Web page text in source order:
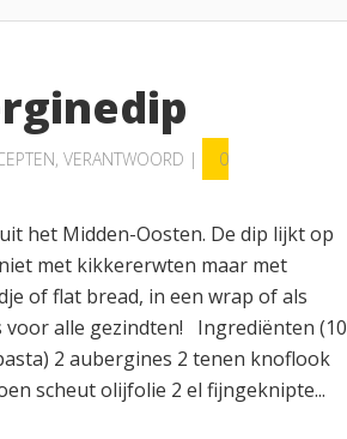
, VERANTWOORD |
0
het Midden-Oosten. De dip lijkt op
met kikkererwten maar met
of flat bread, in een wrap of als
voor alle gezindten! Ingrediënten (10
2 aubergines 2 tenen knoflook
scheut olijfolie 2 el fijngeknipte...